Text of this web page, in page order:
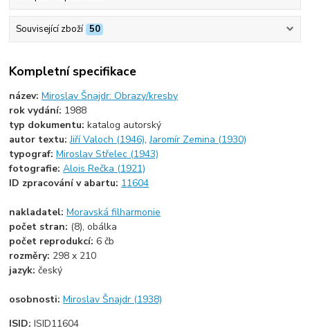
Související zboží 50
Kompletní specifikace
název:Miroslav Šnajdr: Obrazy/kresby
rok vydání: 1988
typ dokumentu:katalog autorský
autor textu:Jiří Valoch (1946),Jaromír Zemina (1930)
typograf:Miroslav Střelec (1943)
fotografie:Alois Rečka (1921)
ID zpracování v abartu: 11604
nakladatel:Moravská filharmonie
počet stran: (8), obálka
počet reprodukcí:6 čb
rozměry: 298 x 210
jazyk:český
osobnosti:Miroslav Šnajdr (1938)
ISID:ISID11604